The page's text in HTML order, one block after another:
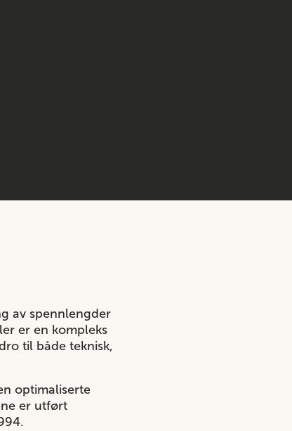
av spennlengder
er en kompleks
til både teknisk,
optimaliserte
er utført